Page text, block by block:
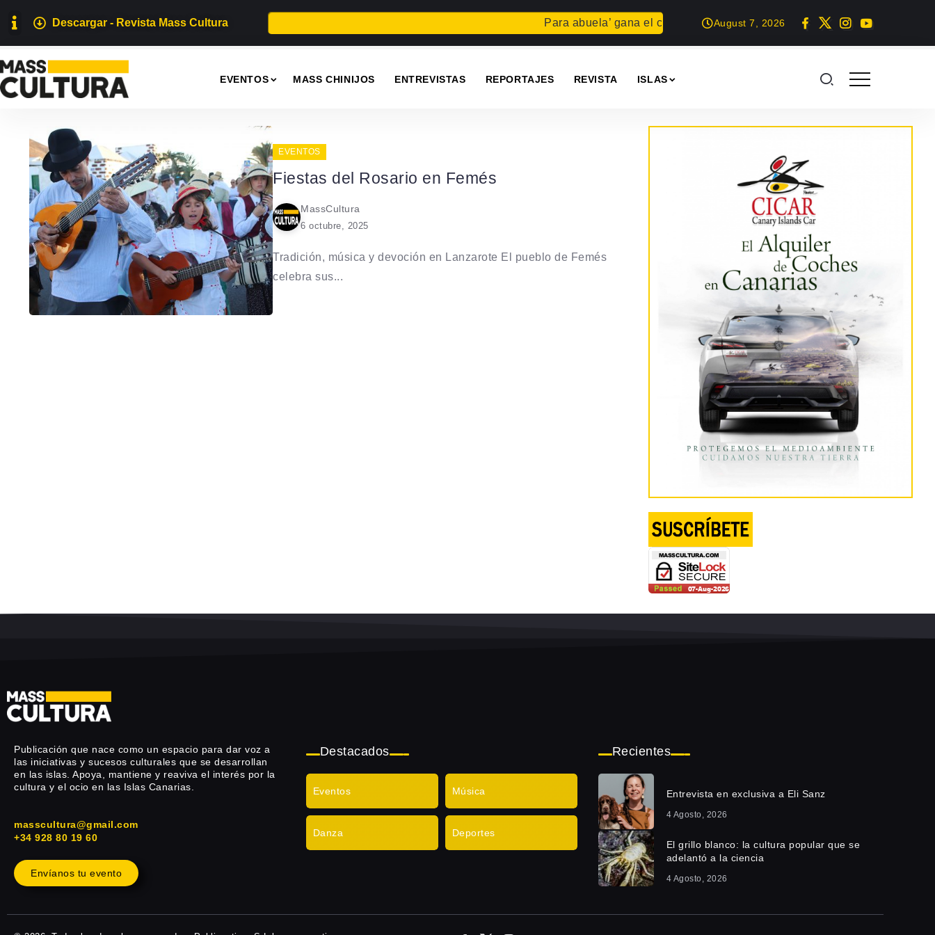
Descargar - Revista Mass Cultura Para abuela’ gana el concurso Carta para una fiestaSummer Geek en
August 7, 2026
EVENTOS MASS CHINIJOS ENTREVISTAS REPORTAJES REVISTA ISLAS
EVENTOS
Fiestas del Rosario en Femés
MassCultura
6 octubre, 2025
Tradición, música y devoción en Lanzarote El pueblo de Femés
celebra sus...
Publicación que nace como un espacio para dar voz a
las iniciativas y sucesos culturales que se desarrollan
en las islas. Apoya, mantiene y reaviva el interés por la
cultura y el ocio en las Islas Canarias.
masscultura@gmail.com
+34 928 80 19 60
Envíanos tu evento
Destacados
Eventos Música
Danza Deportes
Recientes
Entrevista en exclusiva a Eli Sanz
4 Agosto, 2026
El grillo blanco: la cultura popular que se
adelantó a la ciencia
4 Agosto, 2026